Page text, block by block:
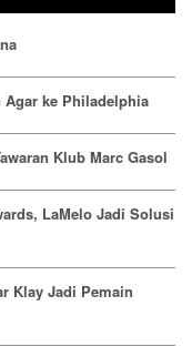
Agar ke Philadelphia
Klub Marc Gasol
LaMelo Jadi Solusi
Klay Jadi Pemain